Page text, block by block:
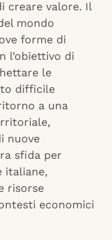
creare valore. Il
mondo
forme di
l’obiettivo di
le
difficile
a una
nuove
sfida per
italiane,
risorse
economici